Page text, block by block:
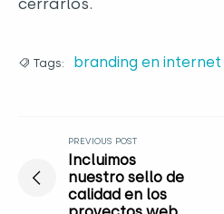
cerrarlos.
Tags: branding en internet
PREVIOUS POST
Incluimos
nuestro sello de
calidad en los